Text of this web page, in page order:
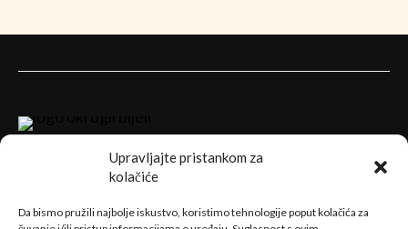
Upravljajte pristankom za
kolačiće
Da bismo pružili najbolje iskustvo, koristimo tehnologije poput kolačića za